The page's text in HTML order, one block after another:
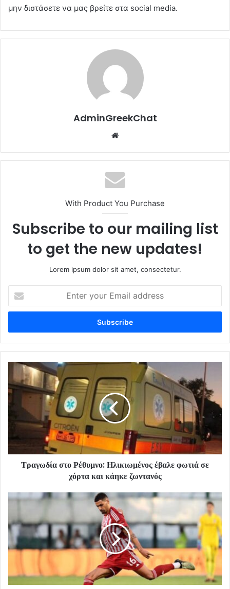
μην διστάσετε να μας βρείτε στα social media.
AdminGreekChat
With Product You Purchase
Subscribe to our mailing list
to get the new updates!
Lorem ipsum dolor sit amet, consectetur.
your
Email
Τραγωδία στο Ρέθυμνο: Ηλικιωμένος έβαλε φωτιά σε
χόρτα και κάηκε ζωντανός